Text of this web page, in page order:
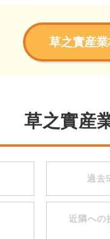
草之實産
草之實産
過去
近隣への